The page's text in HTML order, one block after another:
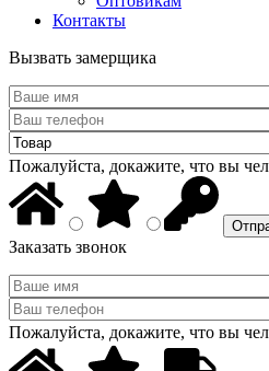
Контакты
Вызвать замерщика
Пожалуйста, докажите, что вы
Заказать звонок
Пожалуйста, докажите, что вы